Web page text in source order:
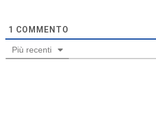
1 COMMENTO
Più recenti